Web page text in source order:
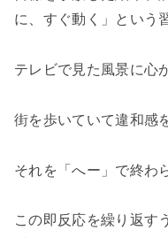
に、すぐ動く」という
テレビで見た風景に心
街を歩いていて違和感
それを「へー」で終わ
この即反応を繰り返す